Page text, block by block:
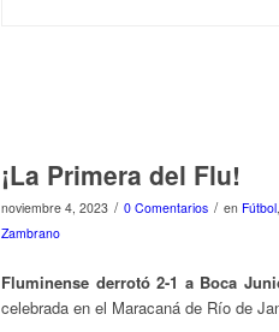
¡La Primera del Flu!
noviembre 4, 2023 / 0 Comentarios / en Fútbol,
Zambrano
Fluminense derrotó 2-1 a Boca
celebrada en el Maracaná de Río de